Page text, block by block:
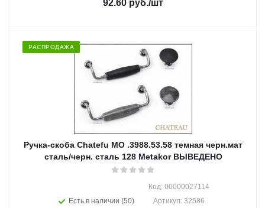
92.60 руб./шт
РАСПРОДАЖА
Ручка-скоба Chatefu MO .3988.53.58 темная черн.мат
сталь/черн. сталь 128 Metakor ВЫВЕДЕНО
Есть в наличии (50)
Код: 00000027114
Артикул: 32586